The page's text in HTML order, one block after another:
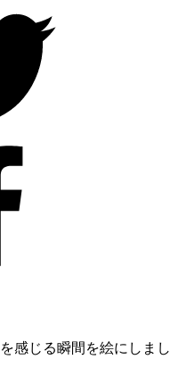
感じる瞬間を絵にしまし